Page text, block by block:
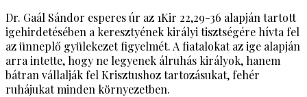
Dr. Gaál Sándor esperes úr az 1Kir 22,29-36 alapján tartott
igehirdetésében a keresztyének királyi tisztségére hívta fel
az ünneplő gyülekezet figyelmét. A fiatalokat az ige alapján
arra intette, hogy ne legyenek álruhás királyok, hanem
bátran vállalják fel Krisztushoz tartozásukat, fehér
ruhájukat minden környezetben.